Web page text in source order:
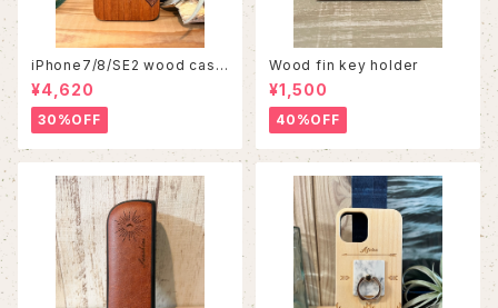
iPhone7/8/SE2 wood case
86
¥4,620
30%OFF
Wood fin key holder
¥1,500
40%OFF